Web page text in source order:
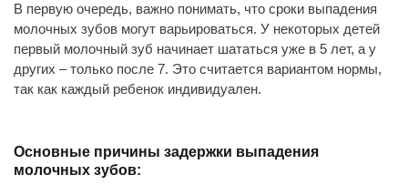
В первую очередь, важно понимать, что сроки выпадения
молочных зубов могут варьироваться. У некоторых детей
первый молочный зуб начинает шататься уже в 5 лет, а у
других – только после 7. Это считается вариантом нормы,
так как каждый ребенок индивидуален.
Основные причины задержки выпадения
молочных зубов: